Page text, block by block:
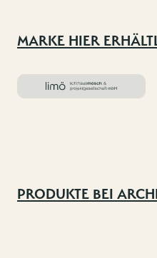
MARKE HIER
PRODUKTE BEI